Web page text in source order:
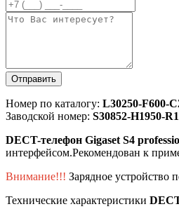
Отправить
Номер по каталогу: L30250-F600-
Заводской номер: S30852-H1950-
DECT-телефон Gigaset S4
интерфейсом.Рекомендован к
Внимание!!! Зарядное устройство
Технические характеристики